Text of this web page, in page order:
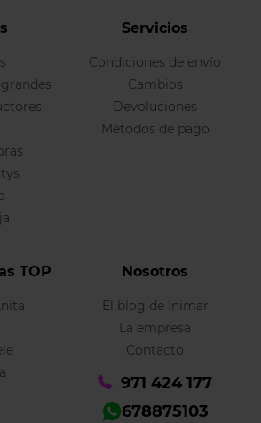
Servicios
Condiciones de envío
Cambios
Devoluciones
Métodos de pago
TOP Nosotros
El blog de Inimar
La empresa
Contacto
971 424 177
678875103